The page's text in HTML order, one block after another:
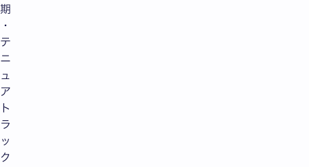
期
・
テ
ニ
ュ
ア
ト
ラ
ッ
ク